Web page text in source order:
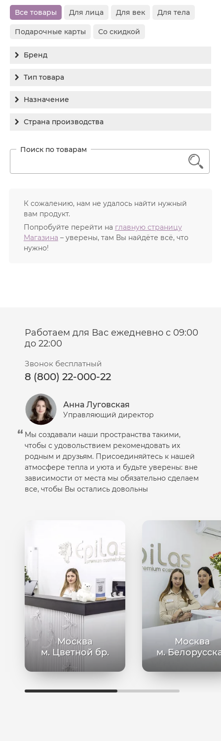
Все товары Для лица Для век Для тела
Подарочные карты Со скидкой
Бренд
Medic Control Peel
Тип товара
Бальзам
Концентрат
Крем тональный
Маска
Мусс
Мыло
Шампунь
Назначение
Гиперпигментация
Заживление
Постакне
Против морщин
Противовозрастной
Страна производства
Россия
1
К сожалению, нам не удалось найти нужный
вам продукт.
Попробуйте перейти на главную страницу
Магазина – уверены, там Вы найдёте всё, что
нужно!
Работаем для Вас ежедневно с 09:00
до 22:00
Звонок бесплатный
8 (800) 22-000-22
Анна Луговская
Управляющий директор
Мы создавали наши пространства такими,
чтобы с удовольствием рекомендовать их
родным и друзьям. Присоединяйтесь к нашей
атмосфере тепла и уюта и будьте уверены: вне
зависимости от места мы обязательно сделаем
все, чтобы Вы остались довольны